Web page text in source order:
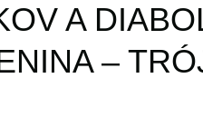
A
–